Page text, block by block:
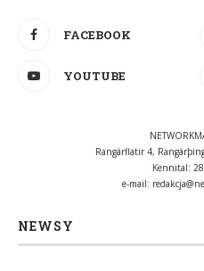
FACEBOOK
YOUTUBE
Rangárflatir 4,
Kennital:
e-mail:
NEWSY